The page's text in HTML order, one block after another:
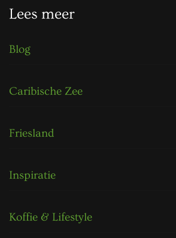
Lees meer
Blog
Caribische Zee
Friesland
Inspiratie
Koffie & Lifestyle